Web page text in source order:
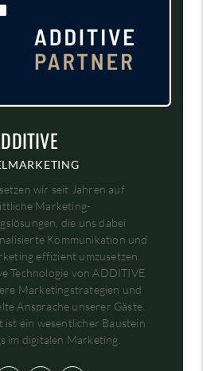
wir seit Jahren auf
Marketing-
die uns dabei
Kommunikation und
effizient umzusetzen.
Technologie von ADDITIVE
Marketingstrategien und
Ansprache unserer Gäste.
ist ein wesentlicher Baustein
im digitalen Marketing.